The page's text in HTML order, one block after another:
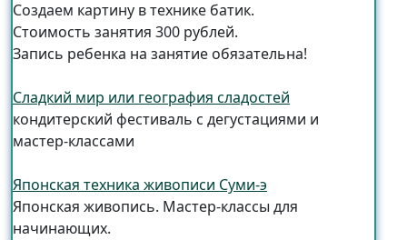
Создаем картину в технике батик.
Стоимость занятия 300 рублей.
Запись ребенка на занятие обязательна!
Сладкий мир или география сладостей
кондитерский фестиваль с дегустациями и
мастер-классами
Японская техника живописи Суми-э
Японская живопись. Мастер-классы для
начинающих.